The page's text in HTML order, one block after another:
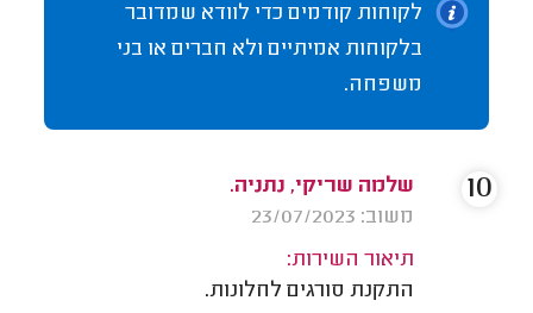
לקוחות קודמים כדי לוודא שמדובר
בלקוחות אמיתיים ולא חברים או בני
משפחה.
שלמה שריקי, נתניה.
משוב: 23/07/2023
תיאור השירות:
התקנת סורגים לחלונות.
10